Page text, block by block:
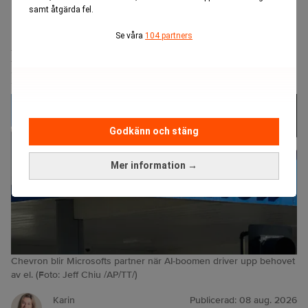
samt åtgärda fel.
Se våra 104 partners
Mer information →
Godkänn och stäng
Microsoft lättar på klimatkraven – tar
Chevron blir Microsofts partner när AI-boomen driver upp behovet
av el. (Foto: Jeff Chiu /AP/TT/)
Karin
Publicerad: 08 aug. 2026